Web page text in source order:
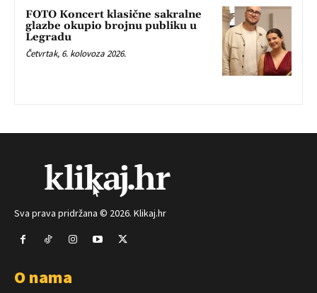
FOTO Koncert klasične sakralne
glazbe okupio brojnu publiku u
Legradu
Četvrtak, 6. kolovoza 2026.
Sva prava pridržana © 2026. Klikaj.hr
O nama